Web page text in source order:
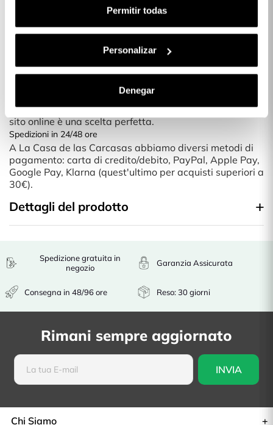
Permitir todas
Personalizar
Denegar
Proteggi il tuo smartphone con le nostre nuove cover
le nuove cover per telefoni potrai proteggerlo con un
design esclusivo e divertente.
È una cover sottile, che non aggiunge peso o spessore al
tuo smartphone. Qualsiasi fantasia o modello del nostro
sito online è una scelta perfetta.
Spedizioni in 24/48 ore
A La Casa de las Carcasas abbiamo diversi metodi di
pagamento: carta di credito/debito, PayPal, Apple Pay,
Google Pay, Klarna (quest'ultimo per acquisti superiori a
30€).
Dettagli del prodotto
Spedizione gratuita in
negozio
Consegna in 48/96 ore
Garanzia Assicurata
Reso: 30 giorni
Rimani sempre aggiornato
Chi Siamo